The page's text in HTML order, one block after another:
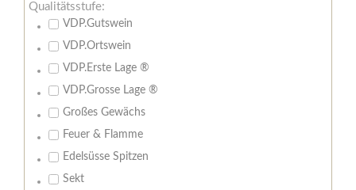
Qualitätsstufe:
VDP.Gutswein
VDP.Ortswein
VDP.Erste Lage ®
VDP.Grosse Lage ®
Großes Gewächs
Feuer & Flamme
Edelsüsse Spitzen
Sekt